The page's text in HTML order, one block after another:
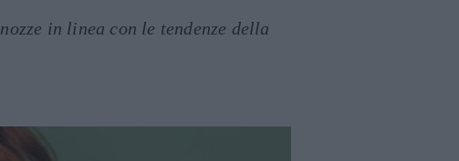
in linea con le tendenze della